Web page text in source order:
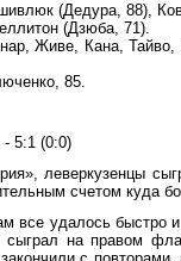
(Дедура, 88),
(Дзюба, 71).
Живе, Кана,
85.
- 5:1 (0:0)
леверкузенцы
счетом куда
все удалось
сыграл на правом